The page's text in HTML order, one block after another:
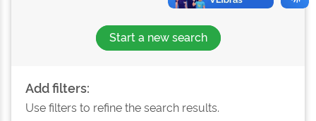
Start a new search
Add filters:
Use filters to refine the search results.